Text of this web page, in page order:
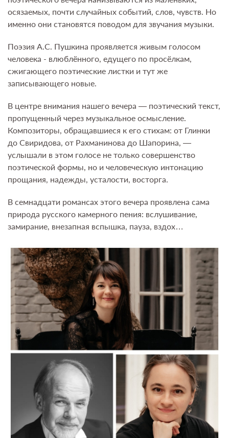
осязаемых, почти случайных событий, слов, чувств. Но
именно они становятся поводом для звучания музыки.
Поэзия А.С. Пушкина проявляется живым голосом
человека - влюблённого, едущего по просёлкам,
сжигающего поэтические листки и тут же
записывающего новые.
В центре внимания нашего вечера — поэтический текст,
пропущенный через музыкальное осмысление.
Композиторы, обращавшиеся к его стихам: от Глинки
до Свиридова, от Рахманинова до Шапорина, —
услышали в этом голосе не только совершенство
поэтической формы, но и человеческую интонацию
прощания, надежды, усталости, восторга.
В семнадцати романсах этого вечера проявлена сама
природа русского камерного пения: вслушивание,
замирание, внезапная вспышка, пауза, вздох…